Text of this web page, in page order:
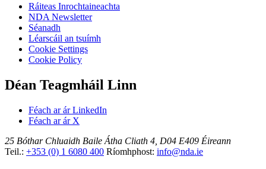
Ráiteas Inrochtaineachta
NDA Newsletter
Séanadh
Léarscáil an tsuímh
Cookie Settings
Cookie Policy
Déan Teagmháil Linn
Féach ar ár LinkedIn
Féach ar ár X
25 Bóthar Chluaidh Baile Átha Cliath 4, D04 E409 Éireann
Teil.: +353 (0) 1 6080 400 Ríomhphost: info@nda.ie